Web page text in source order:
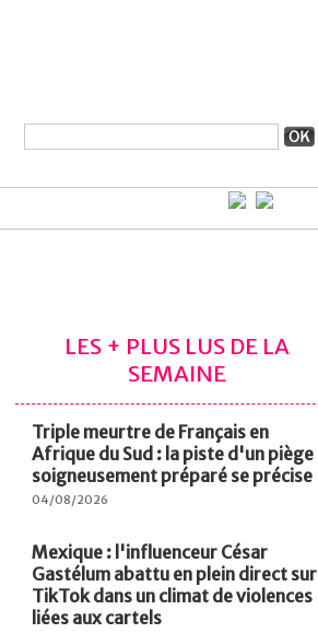
LES + PLUS LUS DE LA
SEMAINE
Triple meurtre de Français en
Afrique du Sud : la piste d'un piège
soigneusement préparé se précise
04/08/2026
Mexique : l'influenceur César
Gastélum abattu en plein direct sur
TikTok dans un climat de violences
liées aux cartels